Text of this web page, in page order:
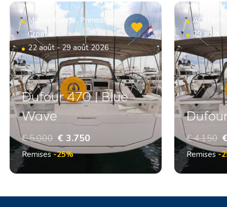
Marina Kremik, Primosten,
Croatie
22 août - 29 août 2026
Dufour 470 | Blue
Wave
€ 5.000 € 3.750
Remises-25%
ACI
29 août -
€ 4.150
Remises-